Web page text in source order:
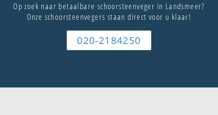
Op zoek naar betaalbare schoorsteenveger in Landsmeer?
Onze schoorsteenvegers staan direct voor u klaar!
020-2184250